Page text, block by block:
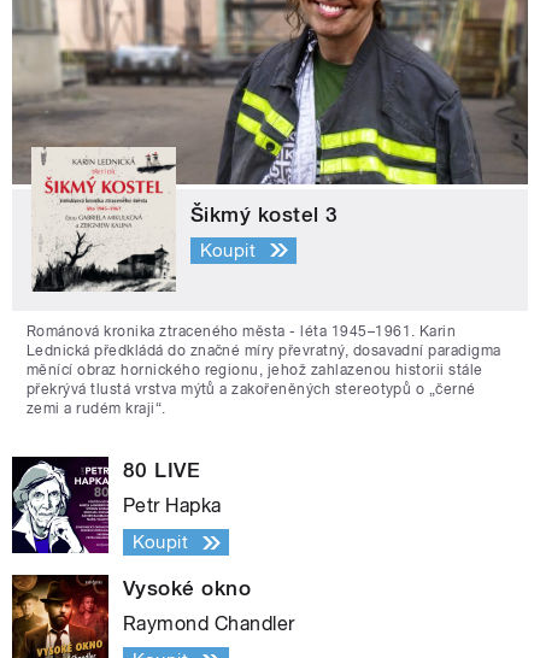
Šikmý kostel 3
Koupit
Románová kronika ztraceného města - léta 1945–1961. Karin
Lednická předkládá do značné míry převratný, dosavadní paradigma
měnící obraz hornického regionu, jehož zahlazenou historii stále
překrývá tlustá vrstva mýtů a zakořeněných stereotypů o „černé
zemi a rudém kraji“.
80 LIVE
Petr Hapka
Koupit
Vysoké okno
Raymond Chandler